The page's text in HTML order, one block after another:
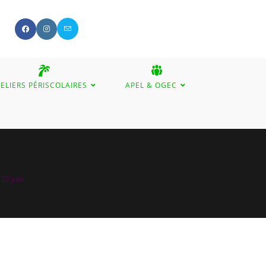
PÉRISCOLAIRES APEL & OGEC
juin